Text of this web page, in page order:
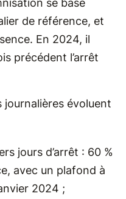
se base
de référence, et
En 2024, il
précédent l’arrêt
journalières évoluent
jours d’arrêt : 60 %
avec un plafond à
2024 ;